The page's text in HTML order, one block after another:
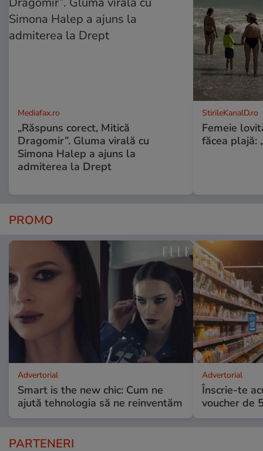
Mediafax.ro
„Răspuns corect, Mitică
Dragomir”. Gluma virală cu
Simona Halep a ajuns la
admiterea la Drept
StirileKanalD.ro
Femeie
făcea plajă:
PROMO
Advertorial
Smart is the new chic: Cum ne
ajută tehnologia să ne reinventăm
Advertorial
Înscrie-te
voucher de
PARTENERI